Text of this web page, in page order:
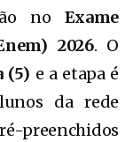
no Exame
2026. O
(5) e a etapa é
da rede
preenchidos